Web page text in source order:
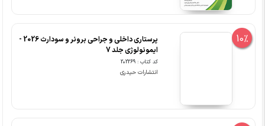
10%
پرستاری داخلی و جراحی برونر و سودارث 2026 -
ایمونولوژی جلد 7
کد کتاب : 202269
انتشارات حیدری